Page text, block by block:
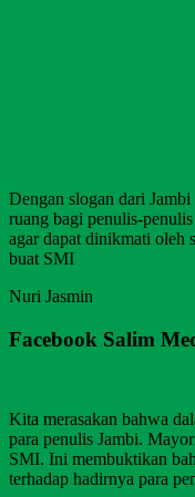
Dengan slogan dari
ruang bagi penulis-
agar dapat dinikmati oleh
buat SMI
Nuri Jasmin
Facebook Salim
Kita merasakan bahwa
para penulis Jambi.
SMI. Ini membuktikan
terhadap hadirnya para